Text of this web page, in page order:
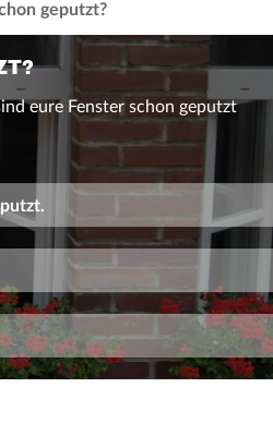
geputzt?
eure Fenster schon geputzt